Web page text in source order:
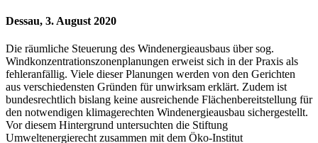
Dessau, 3. August 2020
Die räumliche Steuerung des Windenergieausbaus über sog.
Windkonzentrationszonenplanungen erweist sich in der Praxis als
fehleranfällig. Viele dieser Planungen werden von den Gerichten
aus verschiedensten Gründen für unwirksam erklärt. Zudem ist
bundesrechtlich bislang keine ausreichende Flächenbereitstellung für
den notwendigen klimagerechten Windenergieausbau sichergestellt.
Vor diesem Hintergrund untersuchten die Stiftung
Umweltenergierecht zusammen mit dem Öko-Institut